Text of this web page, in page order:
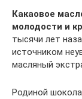
Какаовое
молодости и
тысячи лет
источником
масляный
Родиной